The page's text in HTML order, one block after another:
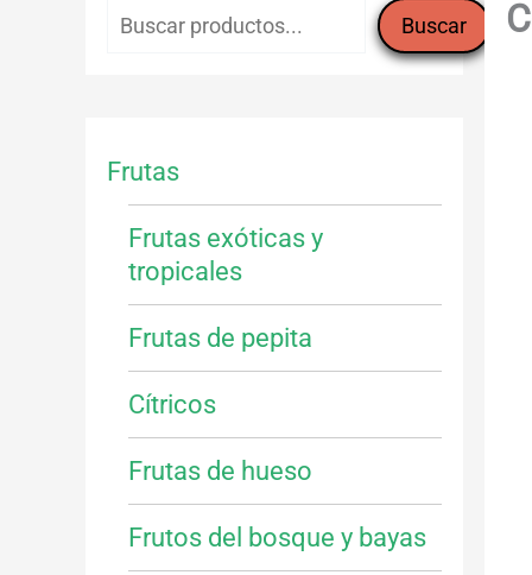
Buscar
Frutas
Frutas exóticas y
tropicales
Frutas de pepita
Cítricos
Frutas de hueso
Frutos del bosque y bayas